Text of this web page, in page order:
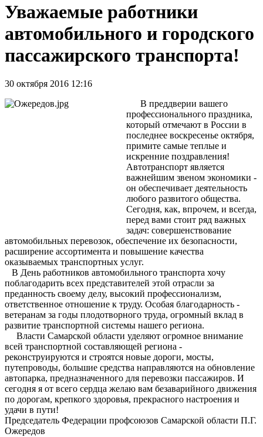
Уважаемые работники
автомобильного и городского
пассажирского транспорта!
30 октября 2016 12:16
В преддверии вашего
профессионального праздника,
который отмечают в России в
последнее воскресенье октября,
примите самые теплые и
искренние поздравления!
Автотранспорт является
важнейшим звеном экономики -
он обеспечивает деятельность
любого развитого общества.
Сегодня, как, впрочем, и всегда,
перед вами стоит ряд важных
задач: совершенствование
автомобильных перевозок, обеспечение их безопасности,
расширение ассортимента и повышение качества
оказываемых транспортных услуг.
В День работников автомобильного транспорта хочу
поблагодарить всех представителей этой отрасли за
преданность своему делу, высокий профессионализм,
ответственное отношение к труду. Особая благодарность -
ветеранам за годы плодотворного труда, огромный вклад в
развитие транспортной системы нашего региона.
Власти Самарской области уделяют огромное внимание
всей транспортной составляющей региона -
реконструируются и строятся новые дороги, мосты,
путепроводы, большие средства направляются на обновление
автопарка, предназначенного для перевозки пассажиров. И
сегодня я от всего сердца желаю вам безаварийного движения
по дорогам, крепкого здоровья, прекрасного настроения и
удачи в пути!
Председатель Федерации профсоюзов Самарской области П.Г.
Ожередов